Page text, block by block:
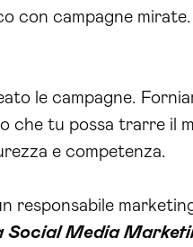
con campagne
le campagne.
che tu possa trarre il
e competenza.
responsabile
Social Media